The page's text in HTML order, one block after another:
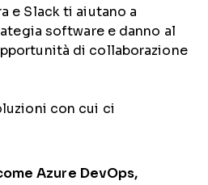
e Slack ti aiutano a
software e danno al
di collaborazione
con cui ci
Azure DevOps,